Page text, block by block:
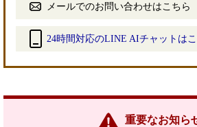
メールでのお問い合わせはこちら
24時間対応のLINE AIチャットは
リ
重要なお知ら